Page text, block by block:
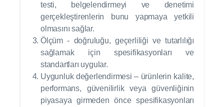
testi, belgelendirmeyi ve denetimi
gerçekleştirenlerin bunu yapmaya yetkili
olmasını sağlar.
Ölçüm - doğruluğu, geçerliliği ve tutarlılığı
sağlamak için spesifikasyonları ve
standartları uygular.
Uygunluk değerlendirmesi – ürünlerin kalite,
performans, güvenilirlik veya güvenliğinin
piyasaya girmeden önce spesifikasyonları